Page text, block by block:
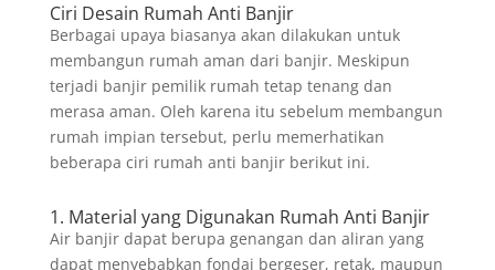
Ciri Desain Rumah Anti Banjir
Berbagai upaya biasanya akan dilakukan untuk
membangun rumah aman dari banjir. Meskipun
terjadi banjir pemilik rumah tetap tenang dan
merasa aman. Oleh karena itu sebelum membangun
rumah impian tersebut, perlu memerhatikan
beberapa ciri rumah anti banjir berikut ini.
1. Material yang Digunakan Rumah Anti Banjir
Air banjir dapat berupa genangan dan aliran yang
dapat menyebabkan fondai bergeser, retak, maupun